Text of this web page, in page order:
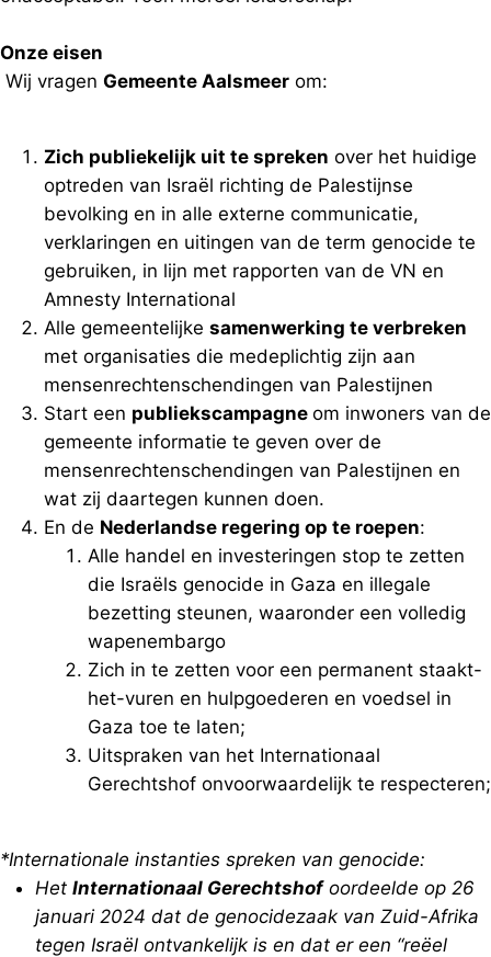
Onze eisen
Wij vragen Gemeente Aalsmeer om:
Zich publiekelijk uit te spreken over het huidige
optreden van Israël richting de Palestijnse
bevolking en in alle externe communicatie,
verklaringen en uitingen van de term genocide te
gebruiken, in lijn met rapporten van de VN en
Amnesty International
Alle gemeentelijke samenwerking te verbreken
met organisaties die medeplichtig zijn aan
mensenrechtenschendingen van Palestijnen
Start een publiekscampagne om inwoners van de
gemeente informatie te geven over de
mensenrechtenschendingen van Palestijnen en
wat zij daartegen kunnen doen.
En de Nederlandse regering op te roepen:
Alle handel en investeringen stop te zetten
die Israëls genocide in Gaza en illegale
bezetting steunen, waaronder een volledig
wapenembargo
Zich in te zetten voor een permanent staakt-
het-vuren en hulpgoederen en voedsel in
Gaza toe te laten;
Uitspraken van het Internationaal
Gerechtshof onvoorwaardelijk te respecteren;
*Internationale instanties spreken van genocide:
Het Internationaal Gerechtshofoordeelde op 26
januari 2024 dat de genocidezaak van Zuid-Afrika
tegen Israël ontvankelijk is en dat er een “reëel